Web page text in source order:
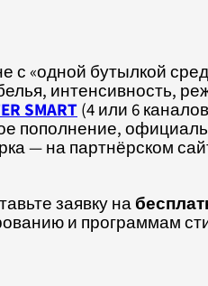
«одной бутылкой
интенсивность,
SMART(4 или 6
пополнение,
— на партнёрском
заявку на
и программам